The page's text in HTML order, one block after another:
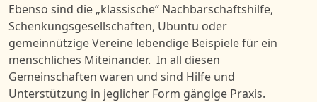
Ebenso sind die „klassische“ Nachbarschaftshilfe,
Schenkungsgesellschaften, Ubuntu oder
gemeinnützige Vereine lebendige Beispiele für ein
menschliches Miteinander. In all diesen
Gemeinschaften waren und sind Hilfe und
Unterstützung in jeglicher Form gängige Praxis.